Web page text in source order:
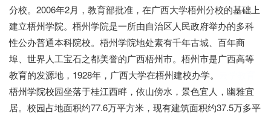
分校。2006年2月，教育部批准，在广西大学梧州分校的基础上
建立梧州学院。梧州学院是一所由自治区人民政府举办的多科
性公办普通本科院校。梧州学院地处素有千年古城、百年商
埠、世界人工宝石之都美誉的广西梧州市。梧州市是广西高等
教育的发源地，1928年，广西大学在梧州建校办学。
梧州学院校园坐落于桂江西畔，依山傍水，景色宜人，幽雅宜
居。校园占地面积约77.6万平方米，现有建筑面积约37.5万多平